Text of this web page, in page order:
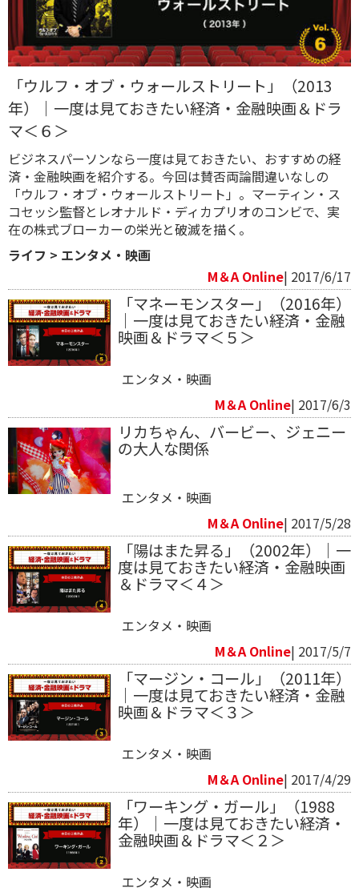
「ウルフ・オブ・ウォールストリート」（2013
年）｜一度は見ておきたい経済・金融映画＆ドラ
マ＜６＞
ビジネスパーソンなら一度は見ておきたい、おすすめの経
済・金融映画を紹介する。今回は賛否両論間違いなしの
「ウルフ・オブ・ウォールストリート」。マーティン・ス
コセッシ監督とレオナルド・ディカプリオのコンビで、実
在の株式ブローカーの栄光と破滅を描く。
ライフ > エンタメ・映画
M＆A Online| 2017/6/17
「マネーモンスター」（2016年）
｜一度は見ておきたい経済・金融
映画＆ドラマ＜５＞
エンタメ・映画
M＆A Online| 2017/6/3
リカちゃん、バービー、ジェニー
の大人な関係
エンタメ・映画
M＆A Online| 2017/5/28
「陽はまた昇る」（2002年）｜一
度は見ておきたい経済・金融映画
＆ドラマ＜４＞
エンタメ・映画
M＆A Online| 2017/5/7
「マージン・コール」（2011年）
｜一度は見ておきたい経済・金融
映画＆ドラマ＜３＞
エンタメ・映画
M＆A Online| 2017/4/29
「ワーキング・ガール」（1988
年）｜一度は見ておきたい経済・
金融映画＆ドラマ＜２＞
エンタメ・映画